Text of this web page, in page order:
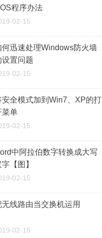
程序办法
02-15
何迅速处理Windows防火墙
设置问题
02-15
安全模式加到Win7、XP的打
菜单
02-15
中阿拉伯数字转换成大写
【图】
02-15
无线路由当交换机运用
02-15